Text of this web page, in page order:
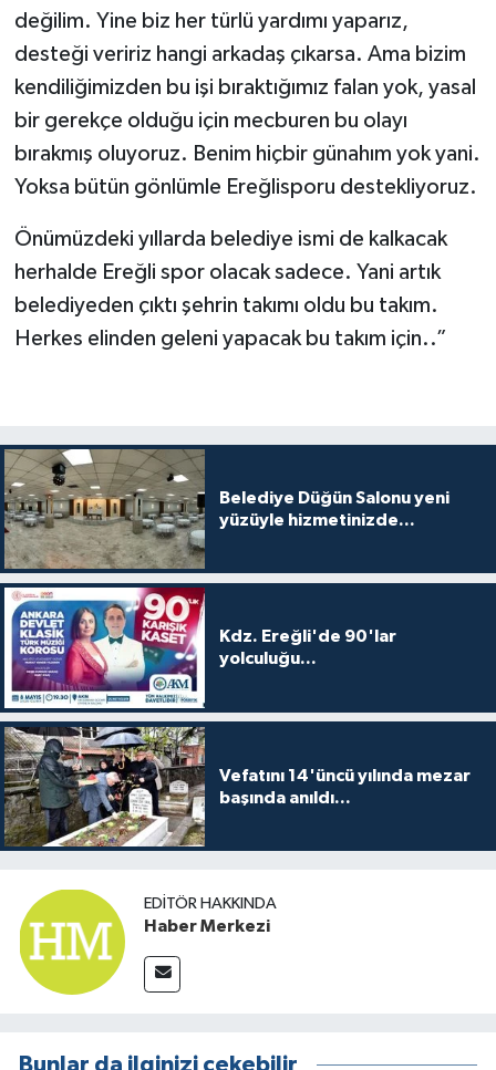
değilim. Yine biz her türlü yardımı yaparız,
desteği veririz hangi arkadaş çıkarsa. Ama bizim
kendiliğimizden bu işi bıraktığımız falan yok, yasal
bir gerekçe olduğu için mecburen bu olayı
bırakmış oluyoruz. Benim hiçbir günahım yok yani.
Yoksa bütün gönlümle Ereğlisporu destekliyoruz.
Önümüzdeki yıllarda belediye ismi de kalkacak
herhalde Ereğli spor olacak sadece. Yani artık
belediyeden çıktı şehrin takımı oldu bu takım.
Herkes elinden geleni yapacak bu takım için..”
Belediye Düğün Salonu yeni
yüzüyle hizmetinizde...
Kdz. Ereğli'de 90'lar
yolculuğu...
Vefatını 14'üncü yılında mezar
başında anıldı...
EDITÖR HAKKINDA
Haber Merkezi
Bunlar da ilginizi çekebilir